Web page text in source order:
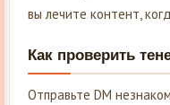
вы лечите контент,
Как проверить
Отправьте DM